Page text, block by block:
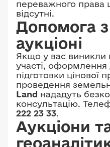
переважного права
відсутні.
Допомога
аукціоні
Якщо у вас
участі, оформлення
підготовки цінової
проведення
Land нададуть
консультацію.
222 23 33.
Аукціони